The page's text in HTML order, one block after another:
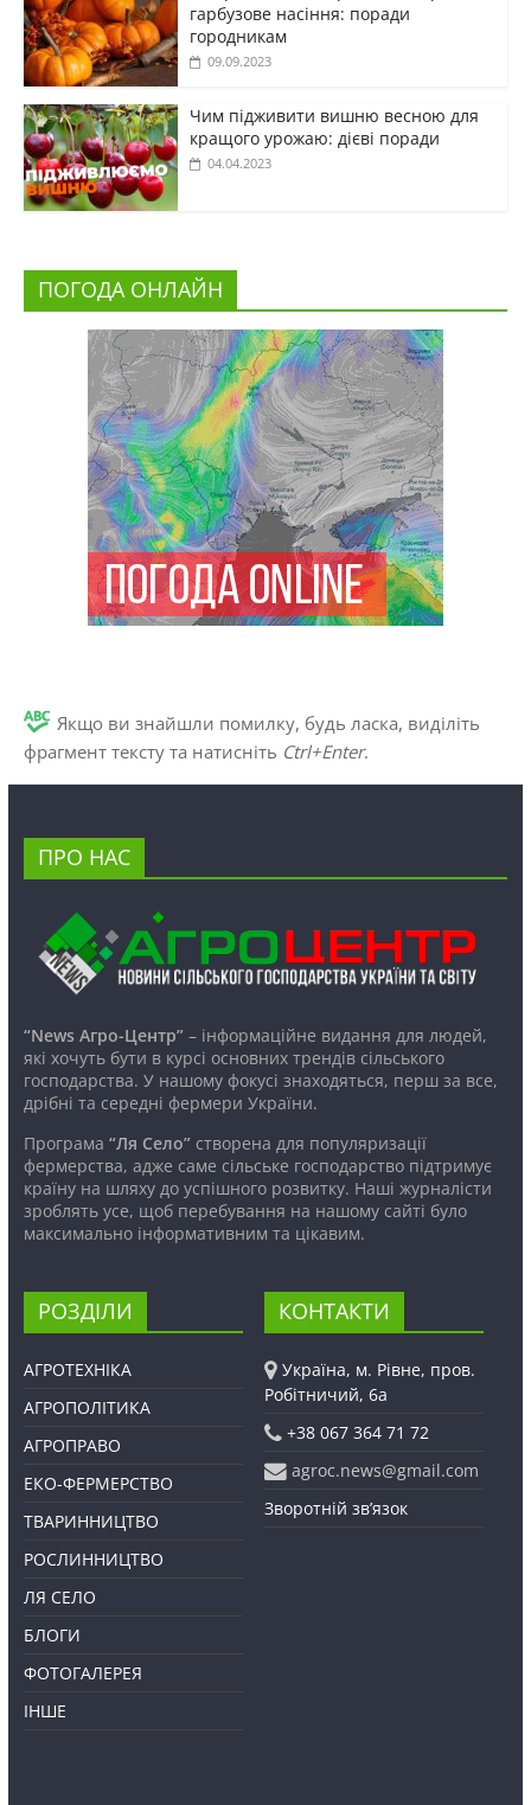
гарбузове насіння: поради
городникам
09.09.2023
Чим підживити вишню весною для
кращого урожаю: дієві поради
04.04.2023
ПОГОДА ОНЛАЙН
Якщо ви знайшли помилку, будь ласка, виділіть
фрагмент тексту та натисніть Ctrl+Enter.
ПРО НАС
“News Агро-Центр”– інформаційне видання для людей,
які хочуть бути в курсі основних трендів сільського
господарства. У нашому фокусі знаходяться, перш за все,
дрібні та середні фермери України.
Програма “Ля Село”створена для популяризації
фермерства, адже саме сільське господарство підтримує
країну на шляху до успішного розвитку. Наші журналісти
зроблять усе, щоб перебування на нашому сайті було
максимально інформативним та цікавим.
РОЗДІЛИ
АГРОТЕХНІКА
АГРОПОЛІТИКА
АГРОПРАВО
ЕКО-ФЕРМЕРСТВО
ТВАРИННИЦТВО
РОСЛИННИЦТВО
ЛЯ СЕЛО
БЛОГИ
ФОТОГАЛЕРЕЯ
ІНШЕ
КОНТАКТИ
Україна, м. Рівне, пров.
Робітничий, 6а
+38 067 364 71 72
agroc.news@gmail.com
Зворотній зв’язок